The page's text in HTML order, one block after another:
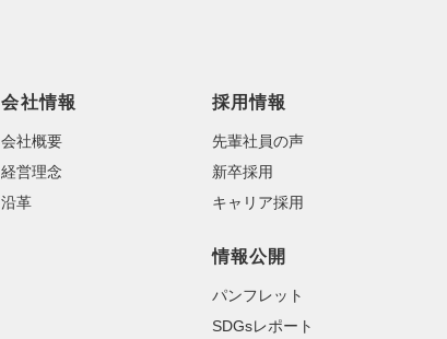
会社情報
会社概要
経営理念
沿革
採用情報
先輩社員の声
新卒採用
キャリア採用
情報公開
パンフレット
SDGsレポート